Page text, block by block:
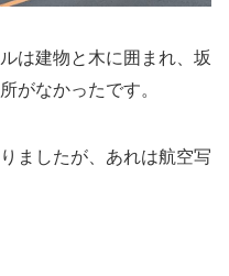
は建物と木に囲まれ、坂
がなかったです。
ましたが、あれは航空写